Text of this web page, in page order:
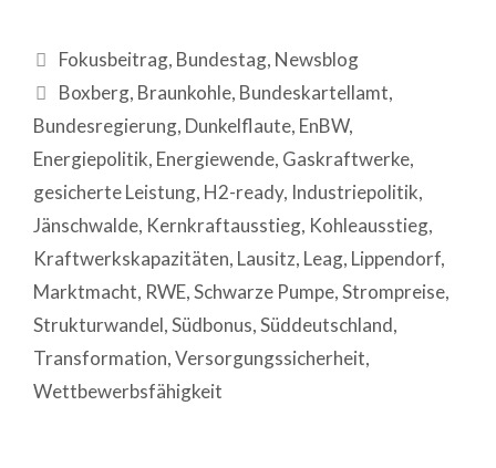
Fokusbeitrag, Bundestag, Newsblog
Boxberg, Braunkohle, Bundeskartellamt,
Bundesregierung, Dunkelflaute, EnBW,
Energiepolitik, Energiewende, Gaskraftwerke,
gesicherte Leistung, H2-ready, Industriepolitik,
Jänschwalde, Kernkraftausstieg, Kohleausstieg,
Kraftwerkskapazitäten, Lausitz, Leag, Lippendorf,
Marktmacht, RWE,Schwarze Pumpe,Strompreise,
Strukturwandel,Südbonus,Süddeutschland,
Transformation,Versorgungssicherheit,
Wettbewerbsfähigkeit